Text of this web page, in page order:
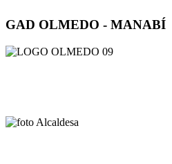
GAD OLMEDO - MANABÍ